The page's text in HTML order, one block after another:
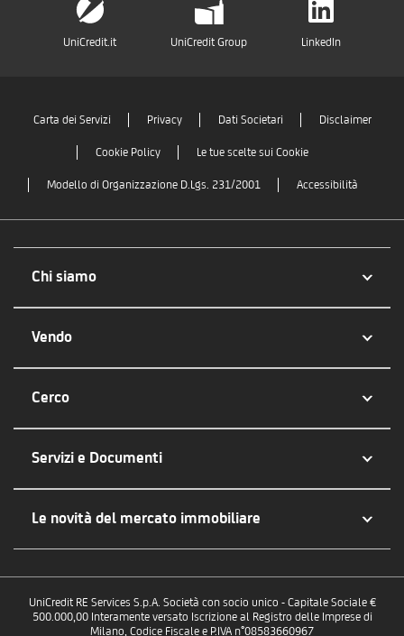
UniCredit.it UniCredit Group LinkedIn
Carta dei Servizi Privacy Dati Societari Disclaimer
Cookie Policy Le tue scelte sui Cookie
Modello di Organizzazione D.Lgs. 231/2001 Accessibilità
Chi siamo
Vendo
Cerco
Servizi e Documenti
Le novità del mercato immobiliare
UniCredit RE Services S.p.A. Società con socio unico - Capitale Sociale €
500.000,00 Interamente versato Iscrizione al Registro delle Imprese di
Milano, Codice Fiscale e P.IVA n°08583660967